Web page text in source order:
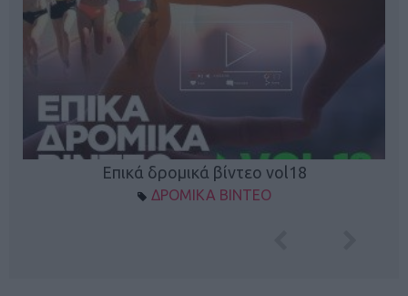
Επικά δρομικά βίντεο vol18
ΔΡΟΜΙΚΑ ΒΙΝΤΕΟ